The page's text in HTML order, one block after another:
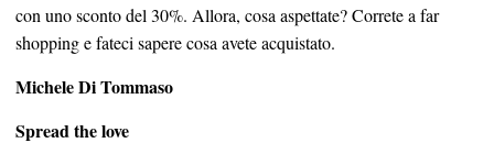
con uno sconto del 30%. Allora, cosa aspettate? Correte a far
shopping e fateci sapere cosa avete acquistato.
Michele Di Tommaso
Spread the love